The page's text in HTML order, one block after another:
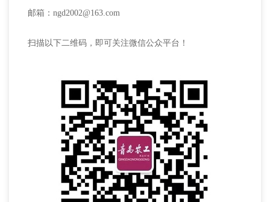
邮箱：ngd2002@163.com
扫描以下二维码，即可关注微信公众平台！